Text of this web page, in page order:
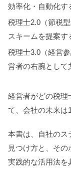
効率化・自動化す
税理士2.0（節税
スキームを提案す
税理士3.0（経営
営者の右腕として
経営者がどの税理
て、会社の未来は
本書は、自社のス
見つけ方と、そ
実践的な活用法を